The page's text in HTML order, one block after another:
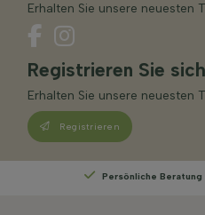
Erhalten Sie unsere neuesten
Registrieren Sie
Erhalten Sie unsere neuesten
Registrieren
Persönliche Beratung